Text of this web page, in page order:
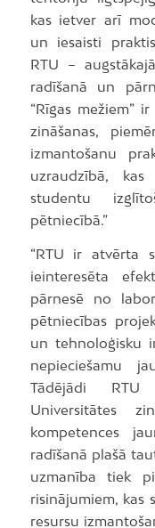
kas ietver arī
un iesaisti
RTU –
radīšanā un
“Rīgas mežiem”
zināšanas,
izmantošanu
uzraudzībā,
studentu
pētniecībā.”
“RTU ir atvērta
ieinteresēta
pārnesē no
pētniecības
un tehnoloģisku
nepieciešamu
Tādējādi
Universitātes
kompetences
radīšanā plašā
uzmanība tiek
risinājumiem, kas
resursu